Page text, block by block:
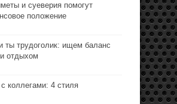
и суеверия помогут
положение
ты трудоголик: ищем баланс
отдыхом
коллегами: 4 стиля